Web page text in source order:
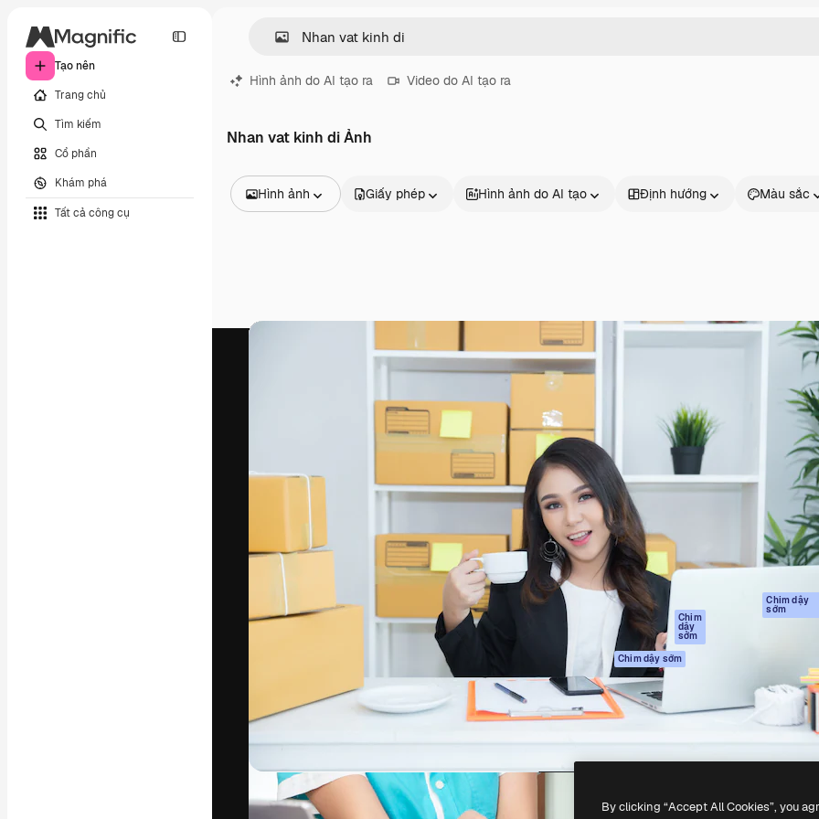
Tạo nên
Trang chủ
Tìm kiếm
Cổ phần
Khám phá
Tất cả công cụ
Hình ảnh do AI tạo ra Video do AI tạo ra
Nhan vat kinh di Ảnh
Hình ảnh
Video
Giấy phép Hình ảnh do AI tạo Định hướng Màu sắc
Nền tảng sáng tạo giúp bạn làm chủ những
tác phẩm xuất sắc nhất. Hơn 1 triệu người
đăng ký đến từ các nhà sáng tạo, doanh
nghiệp, agency và studio.
Spaces
Trợ Lý AI
Trình tạo hình ảnh
AI
Trình tạo video AI
Máy phát giọng nói
AI
Nội dung kho
MCP dành cho
Claude/ChatGPT
Chim
dậy
sớm
Agents Chim dậy sớm
Giao diện lập trình
ứng dụng (API)
Ứng dụng di động
Tất cả các công cụ
Magnific
Hỗ trợ
Điều khoản sử
Chính sách bảo
mật
Chim dậy
sớm
Đối tác liên kết
Công ty
By clicking “Accept All Cookies”, you